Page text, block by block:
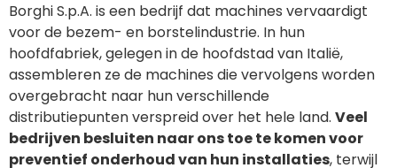
Borghi S.p.A. is een bedrijf dat machines vervaardigt
voor de bezem- en borstelindustrie. In hun
hoofdfabriek, gelegen in de hoofdstad van Italië,
assembleren ze de machines die vervolgens worden
overgebracht naar hun verschillende
distributiepunten verspreid over het hele land. Veel
bedrijven besluiten naar ons toe te komen voor
preventief onderhoud van hun installaties, terwijl